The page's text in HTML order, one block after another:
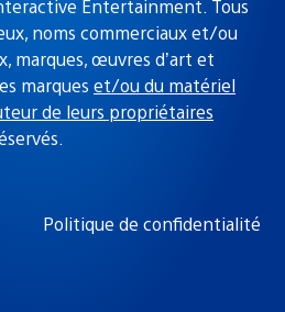
Entertainment. Tous
noms commerciaux et/ou
marques, œuvres d’art et
marques et/ou du matériel
de leurs propriétaires
Politique de confidentialité